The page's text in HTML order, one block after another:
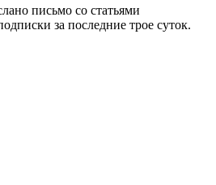
письмо со статьями
за последние трое суток.